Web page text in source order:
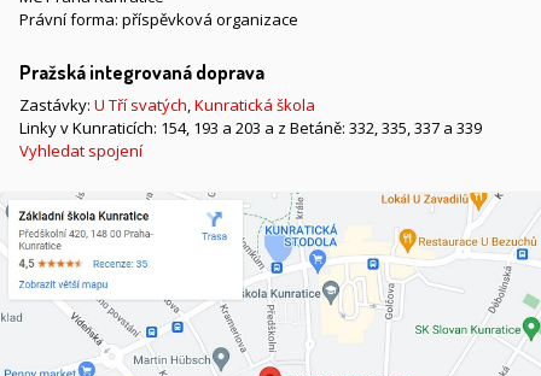
Právní forma: příspěvková organizace
Pražská integrovaná doprava
Zastávky: U Tří svatých,Kunratická škola
Linky v Kunraticích: 154, 193 a 203 a z Betáně: 332, 335, 337 a 339
Vyhledat spojení